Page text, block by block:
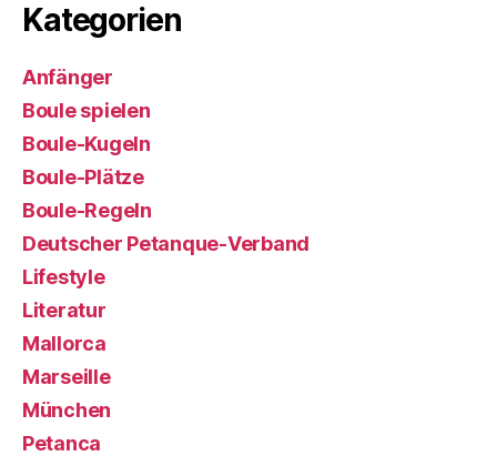
Kategorien
Anfänger
Boule spielen
Boule-Kugeln
Boule-Plätze
Boule-Regeln
Deutscher Petanque-Verband
Lifestyle
Literatur
Mallorca
Marseille
München
Petanca